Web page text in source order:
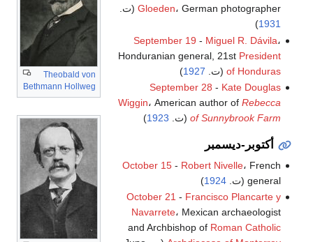
Theobald von
Bethmann Hollweg
Gloeden، German photographer (ت.
1931
)
September 19 - Miguel R. Dávila،
Honduranian general, 21st President
of Honduras (ت. 1927
)
September 28 - Kate Douglas
Wiggin، American author of Rebecca
of Sunnybrook Farm (ت. 1923
)
أكتوبر-ديسمبر
October 15- Robert Nivelle، French
general (ت.
1924
)
October 21 - Francisco Plancarte y
Navarrete، Mexican archaeologist
and Archbishop of Roman Catholic